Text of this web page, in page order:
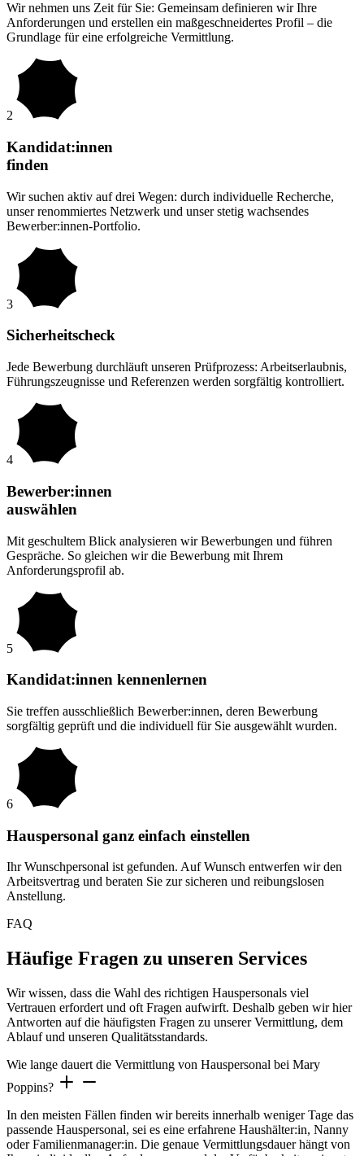
Wir nehmen uns Zeit für Sie: Gemeinsam definieren wir Ihre
Anforderungen und erstellen ein maßgeschneidertes Profil – die
Grundlage für eine erfolgreiche Vermittlung.
2
Kandidat:innen
finden
Wir suchen aktiv auf drei Wegen: durch individuelle Recherche,
unser renommiertes Netzwerk und unser stetig wachsendes
Bewerber:innen-Portfolio.
3
Sicherheitscheck
Jede Bewerbung durchläuft unseren Prüfprozess: Arbeitserlaubnis,
Führungszeugnisse und Referenzen werden sorgfältig kontrolliert.
4
Bewerber:innen
auswählen
Mit geschultem Blick analysieren wir Bewerbungen und führen
Gespräche. So gleichen wir die Bewerbung mit Ihrem
Anforderungsprofil ab.
5
Kandidat:innen kennenlernen
Sie treffen ausschließlich Bewerber:innen, deren Bewerbung
sorgfältig geprüft und die individuell für Sie ausgewählt wurden.
6
Hauspersonal ganz einfach einstellen
Ihr Wunschpersonal ist gefunden. Auf Wunsch entwerfen wir den
Arbeitsvertrag und beraten Sie zur sicheren und reibungslosen
Anstellung.
FAQ
Häufige Fragen zu unseren Services
Wir wissen, dass die Wahl des richtigen Hauspersonals viel
Vertrauen erfordert und oft Fragen aufwirft. Deshalb geben wir hier
Antworten auf die häufigsten Fragen zu unserer Vermittlung, dem
Ablauf und unseren Qualitätsstandards.
Wie lange dauert die Vermittlung von Hauspersonal bei Mary
Poppins?
In den meisten Fällen finden wir bereits innerhalb weniger Tage das
passende Hauspersonal, sei es eine erfahrene Haushälter:in, Nanny
oder Familienmanager:in. Die genaue Vermittlungsdauer hängt von